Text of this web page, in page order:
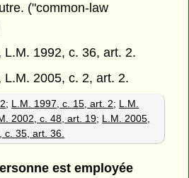
("common-law
L.M. 1992, c. 36, art. 2.
L.M. 2005, c. 2, art. 2.
; L.M. 1997, c. 15, art. 2; L.M.
2002, c. 48, art. 19; L.M. 2005,
c. 35, art. 36.
est employée